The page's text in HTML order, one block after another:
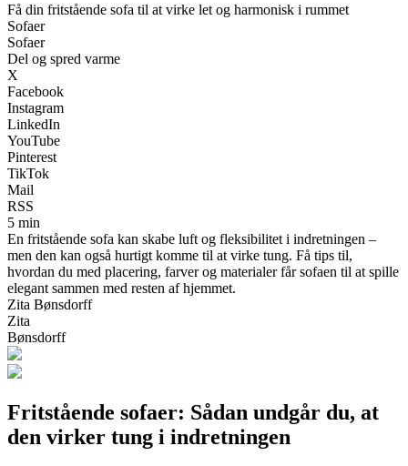
Få din fritstående sofa til at virke let og harmonisk i rummet
Sofaer
Sofaer
Del og spred varme
X
Facebook
Instagram
LinkedIn
YouTube
Pinterest
TikTok
Mail
RSS
5 min
En fritstående sofa kan skabe luft og fleksibilitet i indretningen –
men den kan også hurtigt komme til at virke tung. Få tips til,
hvordan du med placering, farver og materialer får sofaen til at spille
elegant sammen med resten af hjemmet.
Zita Bønsdorff
Zita
Bønsdorff
Fritstående sofaer: Sådan undgår du, at
den virker tung i indretningen